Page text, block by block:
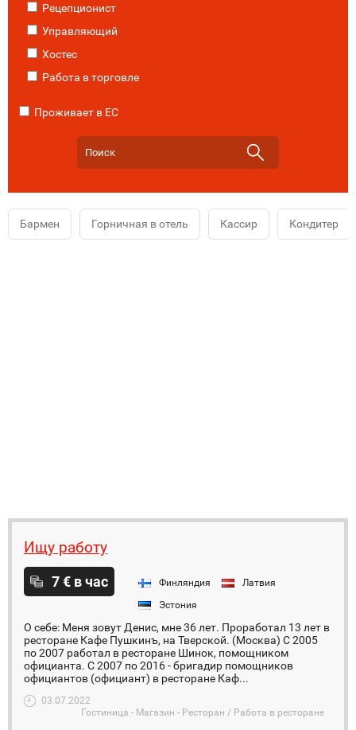
Рецепционист
Управляющий
Хостес
Работа в торговле
Проживает в ЕС
Бармен Горничная в отель Кассир Кондитер
Ищу работу
7 € в час Финляндия
Латвия
Эстония
О себе: Меня зовут Денис, мне 36 лет. Проработал 13 лет в
ресторане Кафе Пушкинъ, на Тверской. (Москва) С 2005
по 2007 работал в ресторане Шинок, помощником
официанта. С 2007 по 2016 - бригадир помощников
официантов (официант) в ресторане Каф...
03.07.2022
Гостиница - Магазин - Ресторан / Работа в ресторане